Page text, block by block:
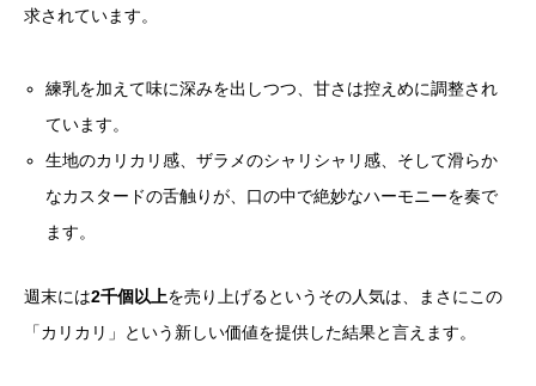
求されています。
練乳を加えて味に深みを出しつつ、甘さは控えめに調整され
ています。
生地のカリカリ感、ザラメのシャリシャリ感、そして滑らか
なカスタードの舌触りが、口の中で絶妙なハーモニーを奏で
ます。
週末には2千個以上を売り上げるというその人気は、まさにこの
「カリカリ」という新しい価値を提供した結果と言えます。